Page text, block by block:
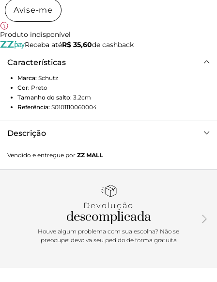
Avise-me
Produto indisponível
Receba atéR$ 35,60de cashback
Características
Marca: Schutz
Cor: Preto
Tamanho do salto: 3.2cm
Referência: S0101110060004
Descrição
Seja lá como você prefere chamá-las, o fato é que este
modelo de bota é desejo máximo. Com pegada oitentista e
tecidos fluídos e delicados para visuais femininos.
Vendido e entregue por ZZ MALL
Devolução
descomplicada
Houve algum problema com sua escolha? Não se
preocupe: devolva seu pedido de forma gratuita